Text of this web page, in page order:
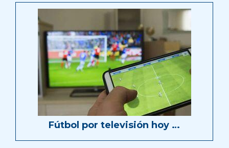
Fútbol por televisión hoy …